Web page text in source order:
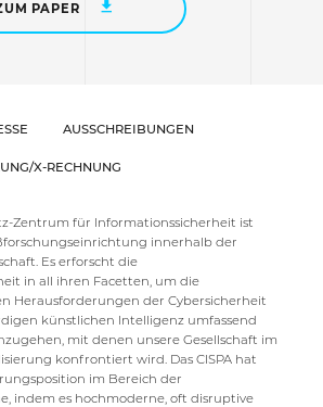
PAPER
AUSSCHREIBUNGEN
X-RECHNUNG
Zentrum für Informationssicherheit ist
innerhalb der
Es erforscht die
in all ihren Facetten, um die
Herausforderungen der Cybersicherheit
künstlichen Intelligenz umfassend
mit denen unsere Gesellschaft im
konfrontiert wird. Das CISPA hat
im Bereich der
indem es hochmoderne, oft disruptive